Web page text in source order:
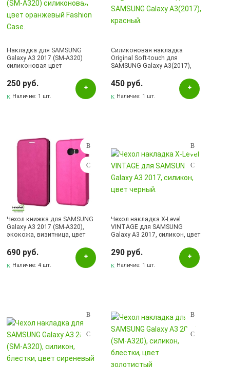
Накладка для SAMSUNG
Galaxy A3 2017 (SM-A320)
силиконовая цвет
250 руб.
Наличие: 1 шт.
Силиконовая накладка
Original Soft-touch для
SAMSUNG Galaxy А3(2017),
450 руб.
Наличие: 1 шт.
Чехол книжка для SAMSUNG
Galaxy A3 2017 (SM-A320),
экокожа, визитница, цвет
690 руб.
Наличие:4 шт.
Чехол накладка X-Level
VINTAGE для SAMSUNG
Galaxy A3 2017, силикон, цвет
290 руб.
Наличие: 1 шт.